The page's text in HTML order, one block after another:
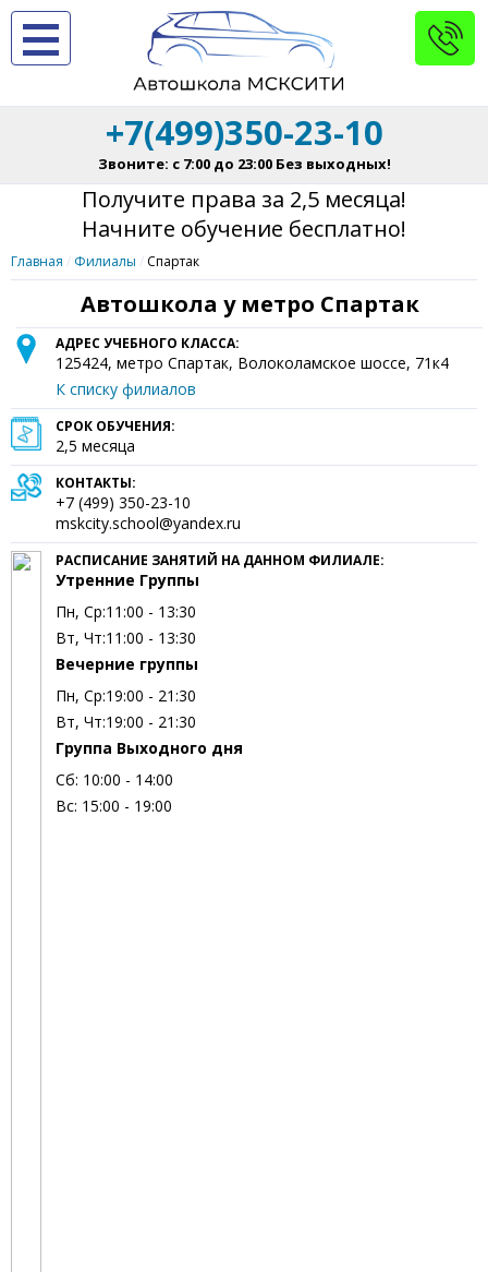
+7(499)350-23-10
Звоните: с 7:00 до 23:00 Без выходных!
Получите права за 2,5 месяца!
Начните обучение бесплатно!
Главная Филиалы Спартак
Автошкола у метро Спартак
АДРЕС УЧЕБНОГО КЛАССА:
125424, метро Спартак, Волоколамское шоссе, 71к4
К списку филиалов
СРОК ОБУЧЕНИЯ:
2,5 месяца
КОНТАКТЫ:
+7 (499) 350-23-10
mskcity.school@yandex.ru
РАСПИСАНИЕ ЗАНЯТИЙ НА ДАННОМ ФИЛИАЛЕ:
Утренние Группы
Пн, Ср:11:00 - 13:30
Вт, Чт:11:00 - 13:30
Вечерние группы
Пн, Ср:19:00 - 21:30
Вт, Чт:19:00 - 21:30
Группа Выходного дня
Сб: 10:00 - 14:00
Вс: 15:00 - 19:00